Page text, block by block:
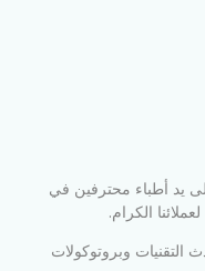
على يد أطباء محترفين في
الكرام.
وبروتوكولات